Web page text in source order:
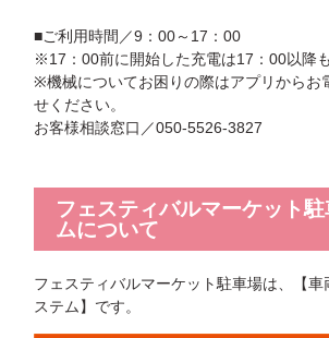
■ご利用時間／9：00～17：00
※17：00前に開始した充電は17：00以降
※機械についてお困りの際はアプリからお
せください。
お客様相談窓口／050-5526-3827
フェスティバルマーケット
ムについて
フェスティバルマーケット駐車場は、【車
ステム】です。